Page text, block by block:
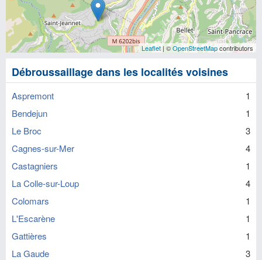
Leaflet| ©OpenStreetMapcontributors
Débroussaillage dans les localités voisines
Aspremont
1
Bendejun
1
Le Broc
3
Cagnes-sur-Mer
4
Castagniers
1
La Colle-sur-Loup
4
Colomars
1
L'Escarène
1
Gattières
1
La Gaude
3